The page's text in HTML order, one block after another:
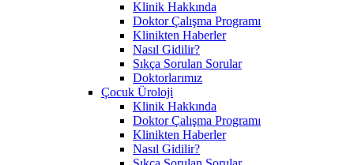
Klinik Hakkında
Doktor Çalışma Programı
Klinikten Haberler
Nasıl Gidilir?
Sıkça Sorulan Sorular
Doktorlarımız
Çocuk Üroloji
Klinik Hakkında
Doktor Çalışma Programı
Klinikten Haberler
Nasıl Gidilir?